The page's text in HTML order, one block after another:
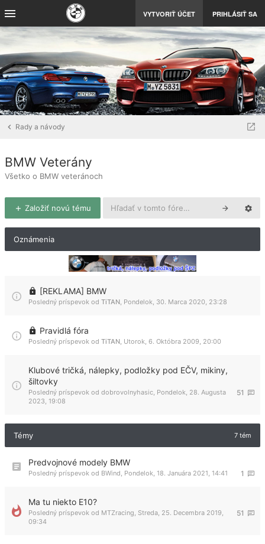
VYTVORIŤ ÚČET PRIHLÁSIŤ SA
Rady a návody
BMW Veterány
Všetko o BMW veteránoch
Založiť novú tému
Oznámenia
[REKLAMA] BMW
Posledný príspevok od TiTAN Pondelok, 30. Marca 2020, 23:28
Pravidlá fóra
Posledný príspevok od TiTAN Utorok, 6. Októbra 2009, 20:00
Klubové tričká, nálepky, podložky pod EČV, mikiny,
šiltovky
51
Posledný príspevok od dobrovolnyhasic Pondelok, 28. Augusta
2023, 19:08
Témy 7 tém
Predvojnové modely BMW
1
Posledný príspevok od BWind Pondelok, 18. Januára 2021, 14:41
Ma tu niekto E10?
51
Posledný príspevok od MTZracing Streda, 25. Decembra 2019,
09:34